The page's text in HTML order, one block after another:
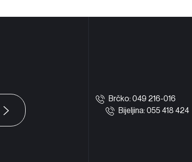
Brčko: 049 216-016
Bijeljina: 055 418 424